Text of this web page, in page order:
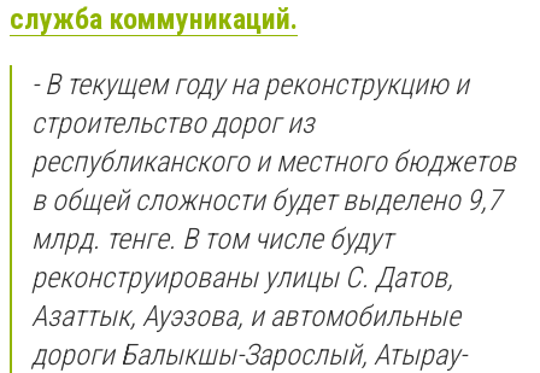
служба коммуникаций.
- В текущем году на реконструкцию и
строительство дорог из
республиканского и местного бюджетов
в общей сложности будет выделено 9,7
млрд. тенге. В том числе будут
реконструированы улицы С. Датов,
Азаттык, Ауэзова, и автомобильные
дороги Балыкшы-Зарослый, Атырау-